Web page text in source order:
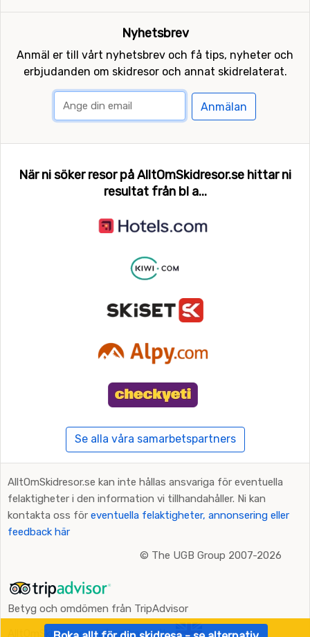
Nyhetsbrev
Anmäl er till vårt nyhetsbrev och få tips, nyheter och
erbjudanden om skidresor och annat skidrelaterat.
Anmälan
När ni söker resor på AlltOmSkidresor.se hittar ni
resultat från bl a...
Se alla våra samarbetspartners
AlltOmSkidresor.se kan inte hållas ansvariga för eventuella
felaktigheter i den information vi tillhandahåller. Ni kan
kontakta oss för eventuella felaktigheter, annonsering eller
feedback här
© The UGB Group 2007-2026
Betyg och omdömen från TripAdvisor
AlltOmSkidresor.se på andra språk: